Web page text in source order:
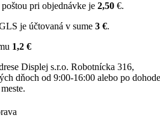
pri objednávke je 2,50 €.
je účtovaná v sume 3 €.
1,2 €
Displej s.r.o. Robotnícka 316,
dňoch od 9:00-16:00 alebo po dohode